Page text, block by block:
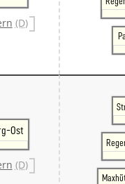
(D)
Ost
(D)